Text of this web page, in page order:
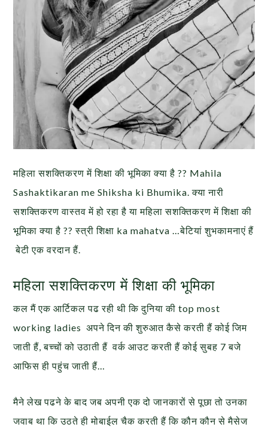
महिला सशक्तिकरण में शिक्षा की भूमिका क्या है ?? Mahila
Sashaktikaran me Shiksha ki Bhumika. क्या नारी
सशक्तिकरण वास्तव में हो रहा है या महिला सशक्तिकरण में शिक्षा की
भूमिका क्या है ?? स्त्री शिक्षा ka mahatva …बेटियां शुभकामनाएं हैं
बेटी एक वरदान हैं.
महिला सशक्तिकरण में शिक्षा की भूमिका
कल मैं एक आर्टिकल पढ रही थी कि दुनिया की top most
working ladies अपने दिन की शुरुआत कैसे करती हैं कोई जिम
जाती हैं, बच्चों को उठाती हैं वर्क आउट करती हैं कोई सुबह 7 बजे
आफिस ही पहुंच जाती हैं…
मैने लेख पढने के बाद जब अपनी एक दो जानकारों से पूछा तो उनका
जवाब था कि उठते ही मोबाईल चैक करती हैं कि कौन कौन से मैसेज